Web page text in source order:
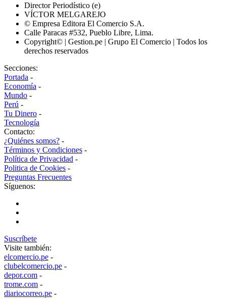
Director Periodístico (e)
VÍCTOR MELGAREJO
© Empresa Editora El Comercio S.A.
Calle Paracas #532, Pueblo Libre, Lima.
Copyright© | Gestion.pe | Grupo El Comercio | Todos los
derechos reservados
Secciones:
Portada -
Economía -
Mundo -
Perú -
Tu Dinero -
Tecnología
Contacto:
¿Quiénes somos? -
Términos y Condiciones -
Política de Privacidad -
Politica de Cookies -
Preguntas Frecuentes
Síguenos:
Suscríbete
Visite también:
elcomercio.pe -
clubelcomercio.pe -
depor.com -
trome.com -
diariocorreo.pe -